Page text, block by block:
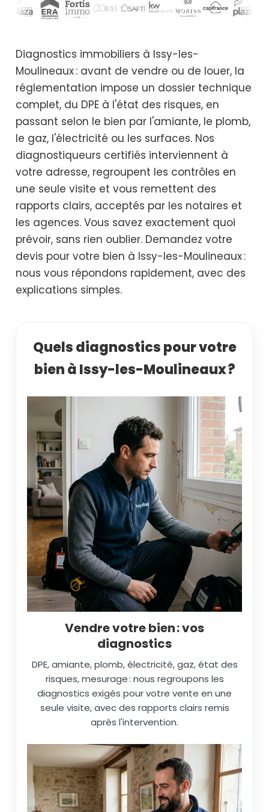
Diagnostics immobiliers à Issy-les-
Moulineaux : avant de vendre ou de louer, la
réglementation impose un dossier technique
complet, du DPE à l'état des risques, en
passant selon le bien par l'amiante, le plomb,
le gaz, l'électricité ou les surfaces. Nos
diagnostiqueurs certifiés interviennent à
votre adresse, regroupent les contrôles en
une seule visite et vous remettent des
rapports clairs, acceptés par les notaires et
les agences. Vous savez exactement quoi
prévoir, sans rien oublier. Demandez votre
devis pour votre bien à Issy-les-Moulineaux :
nous vous répondons rapidement, avec des
explications simples.
Quels diagnostics pour votre
bien à Issy-les-Moulineaux ?
Vendre votre bien : vos
diagnostics
DPE, amiante, plomb, électricité, gaz, état des
risques, mesurage : nous regroupons les
diagnostics exigés pour votre vente en une
seule visite, avec des rapports clairs remis
après l'intervention.